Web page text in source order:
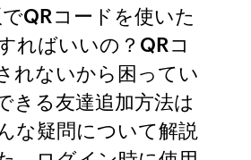
QRコードを使いた
ればいいの？QRコ
れないから困ってい
きる友達追加方法は
な疑問について解説